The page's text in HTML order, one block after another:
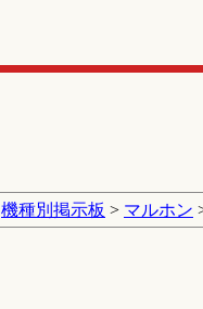
機種別掲示板 > マルホン